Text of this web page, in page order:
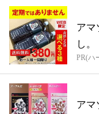
アマ
し。
PR(ハ
アマ